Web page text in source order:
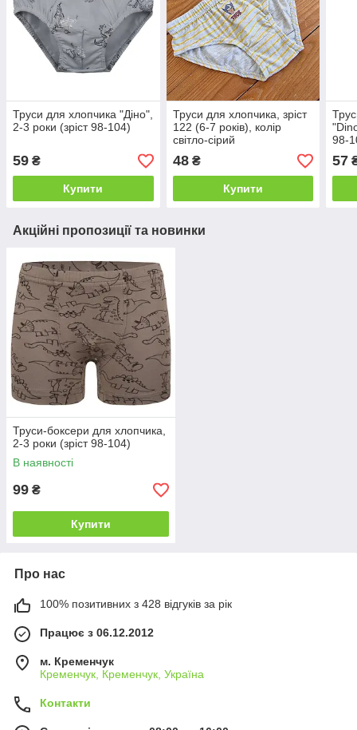
Труси для хлопчика "Діно",
2-3 роки (зріст 98-104)
59 ₴
Купити
Труси для хлопчика, зріст
122 (6-7 років), колір
світло-сірий
48₴
Купити
98-
57
Акційні пропозиції та новинки
Труси-боксери для хлопчика,
2-3 роки (зріст 98-104)
В наявності
99 ₴
Купити
Про нас
100% позитивних з 428 відгуків за рік
Працює з 06.12.2012
м. Кременчук
Кременчук, Кременчук, Україна
Контакти